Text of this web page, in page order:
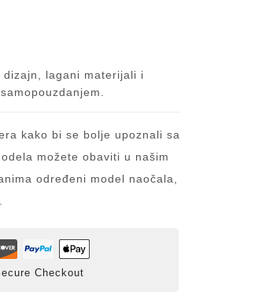
dizajn, lagani materijali i
kako bi se bolje upoznali sa
možete obaviti u našim
određeni model naočala,
Checkout